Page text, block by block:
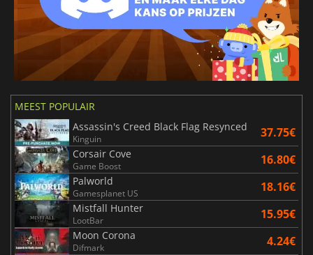
MEEST POPULAIR
Assassin's Creed Black Flag Resynced
Kinguin 37.75€
Corsair Cove
Game Boost 16.80€
Palworld
Gamesplanet US 18.16€
Mistfall Hunter
LootBar 15.95€
Moon Corona
Difmark 4.24€